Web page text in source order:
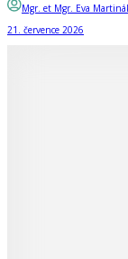
Mgr. et Mgr. Eva
21. července 2026